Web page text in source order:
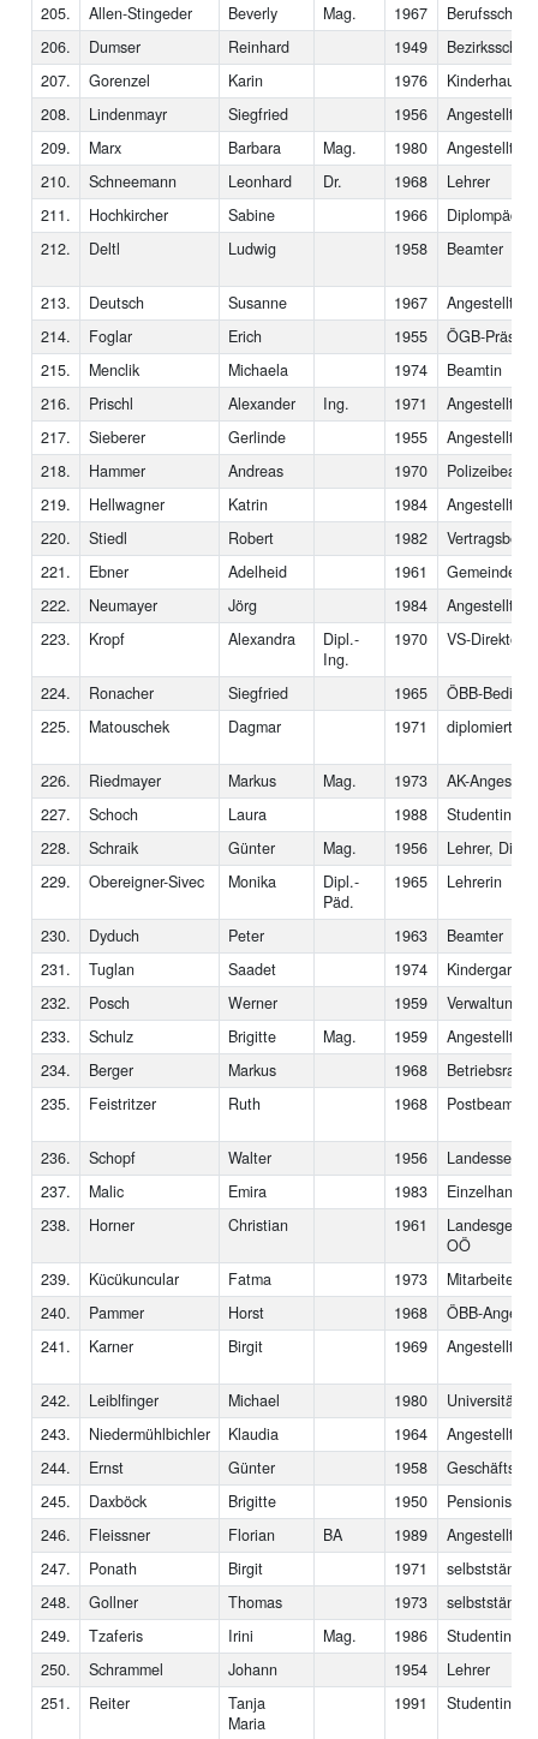
205. Allen-Stingeder Beverly Mag. 1967
206.
Dumser Reinhard 1949
207.
Gorenzel Karin 1976
208.
Lindenmayr Siegfried 1956
Angestellter
209.
Marx Barbara Mag. 1980
Angestellte
210.
Schneemann Leonhard Dr. 1968
Lehrer
211.
Hochkircher Sabine 1966
212.
Deltl Ludwig 1958 Beamter
213. Deutsch Susanne 1967
Angestellte
214.
Foglar Erich 1955
ÖGB-
215.
Menclik Michaela 1974
Beamtin
216.
Prischl Alexander Ing. 1971
Angestellter
217.
Sieberer Gerlinde 1955
Angestellte
218.
Hammer Andreas 1970
219.
Hellwagner Katrin 1984
Angestellte
220.
Stiedl Robert 1982
221.
Ebner Adelheid 1961
222.
Neumayer Jörg 1984
Angestellter
223.
Kropf Alexandra
Dipl.-
Ing.
1970 VS-Direktorin
224. Ronacher Siegfried 1965
ÖBB-
225.
Matouschek Dagmar 1971 diplomierte
226. Riedmayer Markus Mag. 1973
AK-
227.
Schoch Laura 1988
Studentin
228.
Schraik Günter Mag. 1956
Lehrer,
229.
Obereigner-Sivec Monika
Dipl.-
Päd.
1965 Lehrerin
230. Dyduch Peter 1963
Beamter
231.
Tuglan Saadet 1974
232.
Posch Werner 1959
233.
Schulz Brigitte Mag. 1959
Angestellte
234.
Berger Markus 1968
235.
Feistritzer Ruth 1968 Postbeamtin
236. Schopf Walter 1956
237.
Malic Emira 1983
238.
Horner Christian 1961
OÖ
239.
Kücükuncular Fatma 1973
Mitarbeiterin
240.
Pammer Horst 1968
ÖBB-
241.
Karner Birgit 1969 Angestellte
242. Leiblfinger Michael 1980
243.
Niedermühlbichler Klaudia 1964
Angestellte
244.
Ernst Günter 1958
245.
Daxböck Brigitte 1950
Pensionistin
246.
Fleissner Florian BA 1989
Angestellter
247.
Ponath Birgit 1971
selbstständig
248.
Gollner Thomas 1973
selbstständig
249.
Tzaferis Irini Mag. 1986
Studentin
250.
Schrammel Johann 1954
Lehrer
251.
Reiter
Tanja
Maria
1991 Studentin